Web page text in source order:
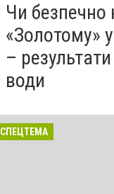
Чи безпечно
«Золотому»
–
води
СПЕЦТЕМА